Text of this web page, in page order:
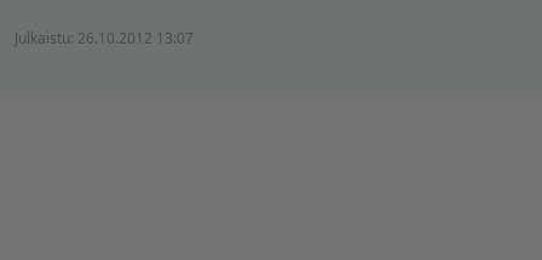
Julkaistu: 26.10.2012 13:07